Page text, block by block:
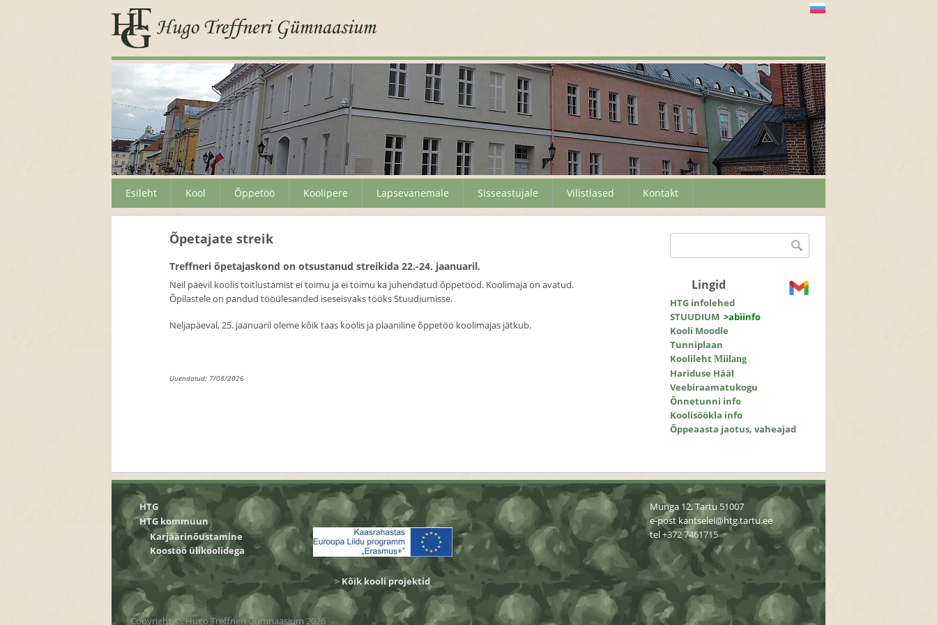
Esileht Kool Õppetöö Koolipere Lapsevanemale Sisseastujale Vilistlased Kontakt
Õpetajate streik
Treffneri õpetajaskond on otsustanud streikida 22.-24. jaanuaril.
Neil päevil koolis toitlustamist ei toimu ja ei toimu ka juhendatud õppetööd. Koolimaja on avatud.
Õpilastele on pandud tööülesanded iseseisvaks tööks Stuudiumisse.
Neljapäeval, 25. jaanuaril oleme kõik taas koolis ja plaaniline õppetöö koolimajas jätkub.
Uuendatud: 7/08/2026
Otsinguvorm
Lingid
HTG infolehed
STUUDIUM >abiinfo
Kooli Moodle
Tunniplaan
KoolilehtMiilang
Hariduse Hääl
Veebiraamatukogu
Õnnetunni info
Koolisöökla info
Õppeaasta jaotus, vaheajad
HTG
HTG kommuun
Karjäärinõustamine
Koostöö ülikoolidega
> Kõik kooli projektid
Munga 12, Tartu 51007
e-post kantselei@htg.tartu.ee
tel+372 7461715
Copyright ©, Hugo Treffneri Gümnaasium 2026